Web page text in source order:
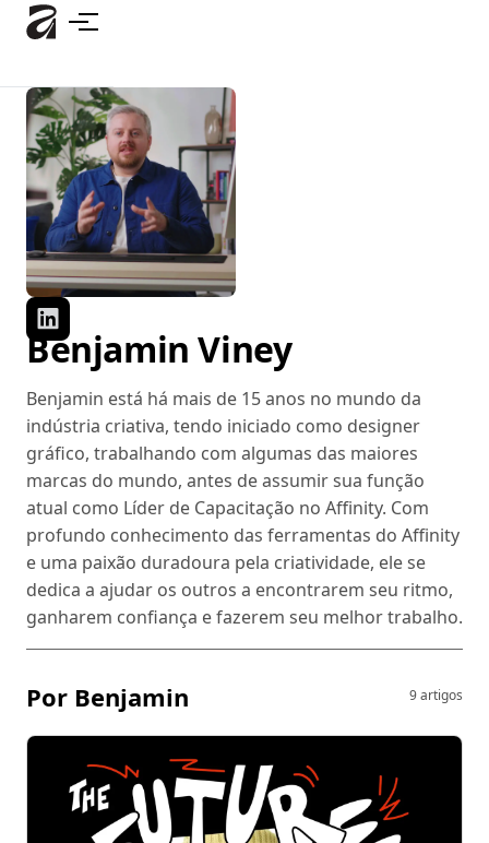
Pular
para
conteúdo
principal
Benjamin Viney
Benjamin está há mais de 15 anos no mundo da
indústria criativa, tendo iniciado como designer
gráfico, trabalhando com algumas das maiores
marcas do mundo, antes de assumir sua função
atual como Líder de Capacitação no Affinity. Com
profundo conhecimento das ferramentas do Affinity
e uma paixão duradoura pela criatividade, ele se
dedica a ajudar os outros a encontrarem seu ritmo,
ganharem confiança e fazerem seu melhor trabalho.
Por Benjamin 9 artigos